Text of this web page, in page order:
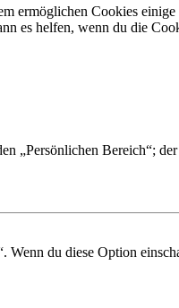
ermöglichen Cookies
es helfen, wenn du die
„Persönlichen Bereich“;
du diese Option